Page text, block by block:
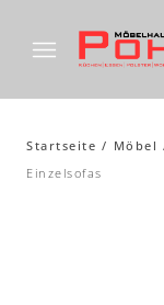
Startseite Möbel
Einzelsofas